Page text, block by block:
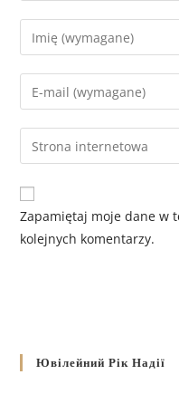
Zapamiętaj moje dane w
kolejnych komentarzy.
Ювілейний Рік Надії